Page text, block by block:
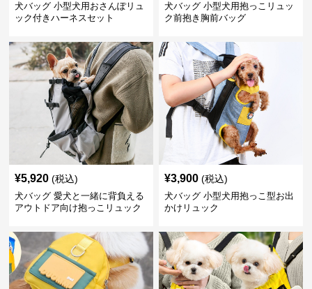
犬バッグ 小型犬用おさんぽリュ
ック付きハーネスセット
犬バッグ 小型犬用抱っこリュッ
ク前抱き胸前バッグ
¥5,920 (税込)
犬バッグ 愛犬と一緒に背負える
アウトドア向け抱っこリュック
¥3,900 (税込)
犬バッグ 小型犬用抱っこ型お出
かけリュック